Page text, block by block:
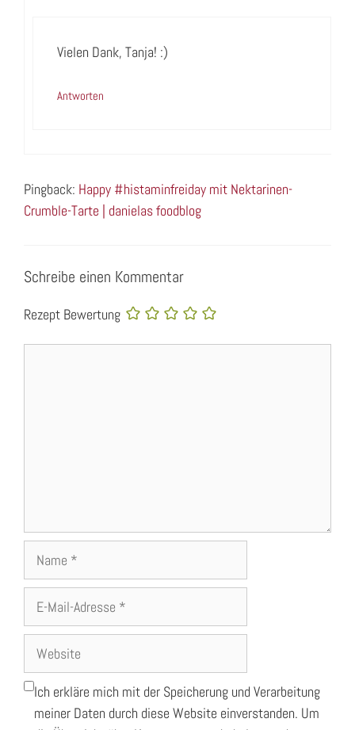
Vielen Dank, Tanja! :)
Antworten
Pingback: Happy #histaminfreiday mit Nektarinen-
Crumble-Tarte | danielas foodblog
Schreibe einen Kommentar
Rezept Bewertung
Name
Adresse
Website
Ich erkläre mich mit der Speicherung und Verarbeitung
meiner Daten durch diese Website einverstanden. Um